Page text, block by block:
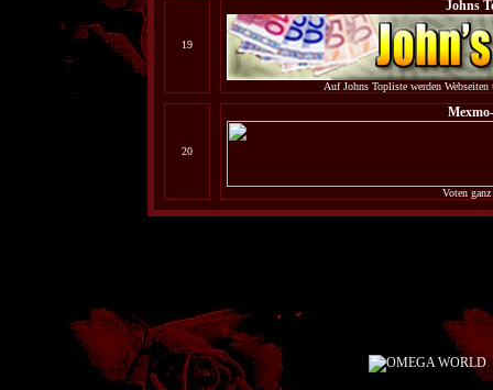
19
Johns
Auf Johns Topliste werden
20
Voten